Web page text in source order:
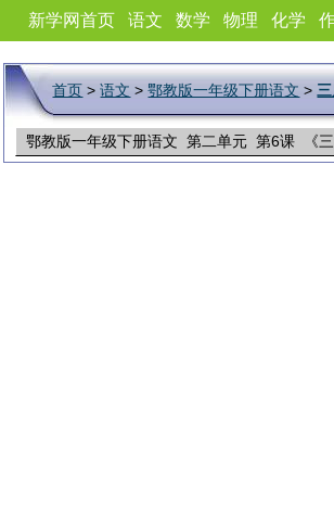
新学网首页 语文 数学 物理 化学
首页 >语文 >鄂教版一年级下册语文 >
鄂教版一年级下册语文 第二单元 第6课 《三